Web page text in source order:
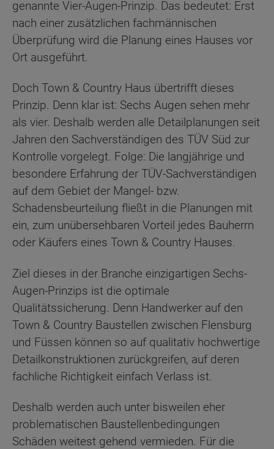
genannte Vier-Augen-Prinzip. Das bedeutet: Erst
nach einer zusätzlichen fachmännischen
Überprüfung wird die Planung eines Hauses vor
Ort ausgeführt.
Doch Town & Country Haus übertrifft dieses
Prinzip. Denn klar ist: Sechs Augen sehen mehr
als vier. Deshalb werden alle Detailplanungen seit
Jahren den Sachverständigen des TÜV Süd zur
Kontrolle vorgelegt. Folge: Die langjährige und
besondere Erfahrung der TÜV-Sachverständigen
auf dem Gebiet der Mangel- bzw.
Schadensbeurteilung fließt in die Planungen mit
ein, zum unübersehbaren Vorteil jedes Bauherrn
oder Käufers eines Town & Country Hauses.
Ziel dieses in der Branche einzigartigen Sechs-
Augen-Prinzips ist die optimale
Qualitätssicherung. Denn Handwerker auf den
Town & Country Baustellen zwischen Flensburg
und Füssen können so auf qualitativ hochwertige
Detailkonstruktionen zurückgreifen, auf deren
fachliche Richtigkeit einfach Verlass ist.
Deshalb werden auch unter bisweilen eher
problematischen Baustellenbedingungen
Schäden weitest gehend vermieden. Für die